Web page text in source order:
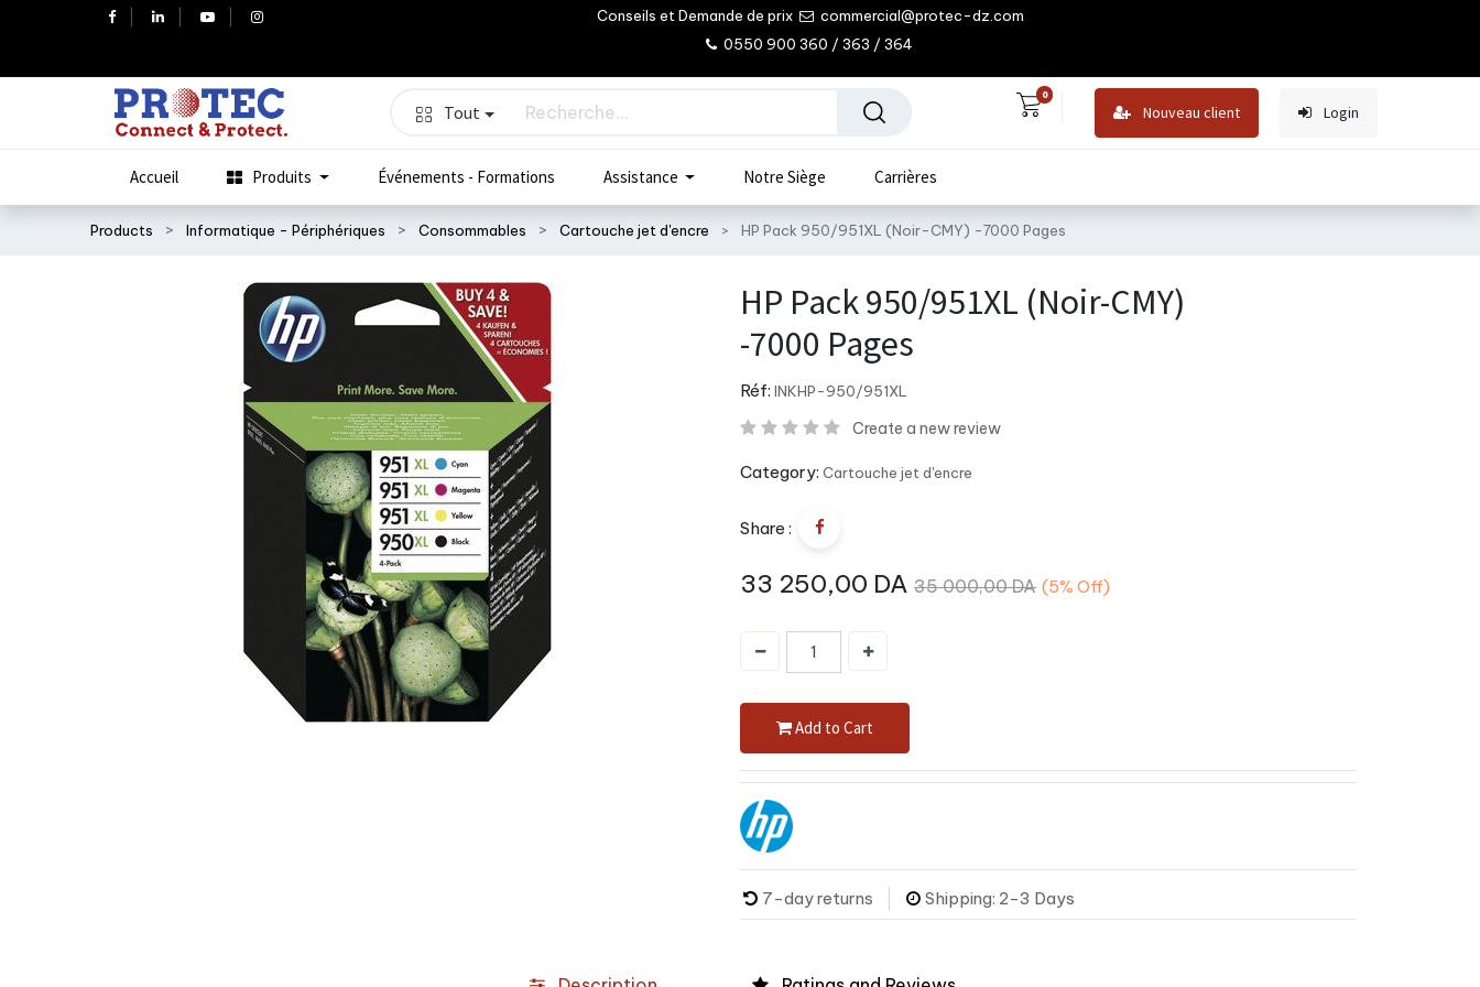
Conseils et Demande de prix
commercial@protec-dz.com
0550 900 360 / 363 / 364
Tout
0
Nouveau client Login
Accueil Produits Événements - Formations Assistance Notre Siège Carrières
Products Informatique - Périphériques Consommables Cartouche jet d'encre HP Pack 950/951XL (Noir-CMY) -7000 Pages
HP Pack 950/951XL (Noir-CMY)
-7000 Pages
Réf: INKHP-950/951XL
Create a new review
Category: Cartouche jet d'encre
Share :
33 250,00 DA 35 000,00DA (5% Off)
Add to Cart
7-day returns Shipping: 2-3 Days